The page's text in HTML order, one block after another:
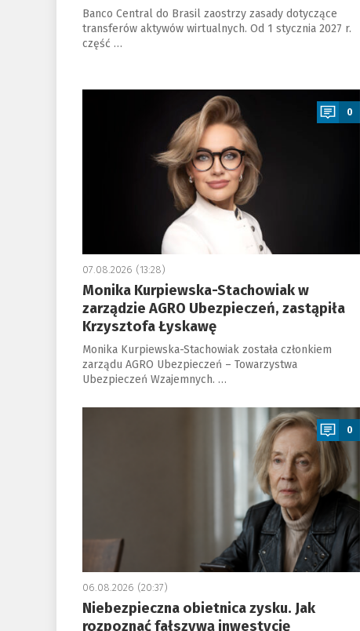
Banco Central do Brasil zaostrzy zasady dotyczące
transferów aktywów wirtualnych. Od 1 stycznia 2027 r.
część …
a
0
07.08.2026 (13:28)
Monika Kurpiewska-Stachowiak w
zarządzie AGRO Ubezpieczeń, zastąpiła
Krzysztofa Łyskawę
Monika Kurpiewska-Stachowiak została członkiem
zarządu AGRO Ubezpieczeń – Towarzystwa
Ubezpieczeń Wzajemnych. …
a
0
06.08.2026 (20:37)
Niebezpieczna obietnica zysku. Jak
rozpoznać fałszywą inwestycję